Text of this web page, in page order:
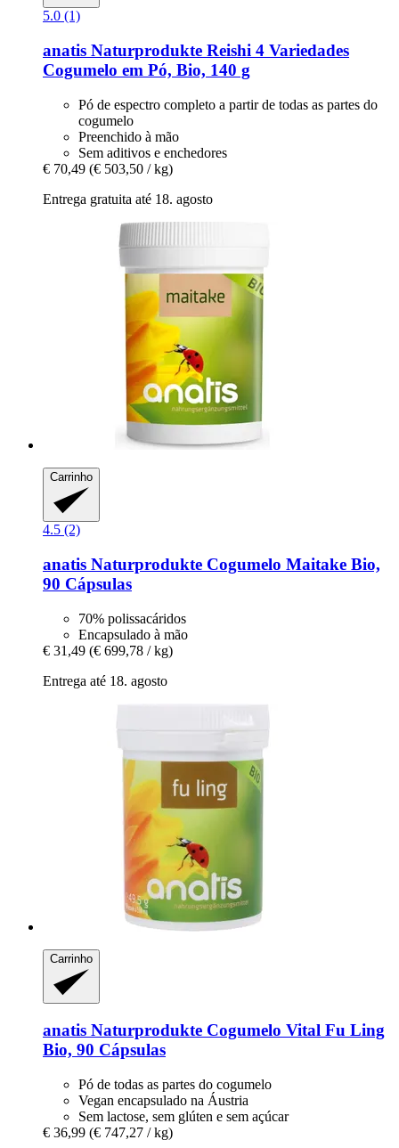
5.0 (1)
anatis Naturprodukte Reishi 4 Variedades
Cogumelo em Pó, Bio, 140 g
Pó de espectro completo a partir de todas as partes do
cogumelo
Preenchido à mão
Sem aditivos e enchedores
€ 70,49 (€ 503,50 / kg)
Entrega gratuita até 18. agosto
Carrinho
4.5 (2)
anatis Naturprodukte Cogumelo Maitake Bio,
90 Cápsulas
70% polissacáridos
Encapsulado à mão
€ 31,49 (€ 699,78 / kg)
Entrega até 18. agosto
Carrinho
anatis Naturprodukte Cogumelo Vital Fu Ling
Bio, 90 Cápsulas
Pó de todas as partes do cogumelo
Vegan encapsulado na Áustria
Sem lactose, sem glúten e sem açúcar
€ 36,99 (€ 747,27 / kg)